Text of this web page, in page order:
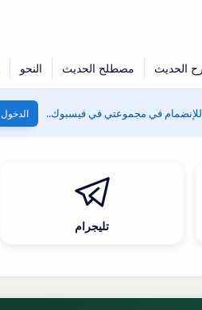
للإنضمام في مجموعتي في فيسبوك.. الدخول
تليجرام